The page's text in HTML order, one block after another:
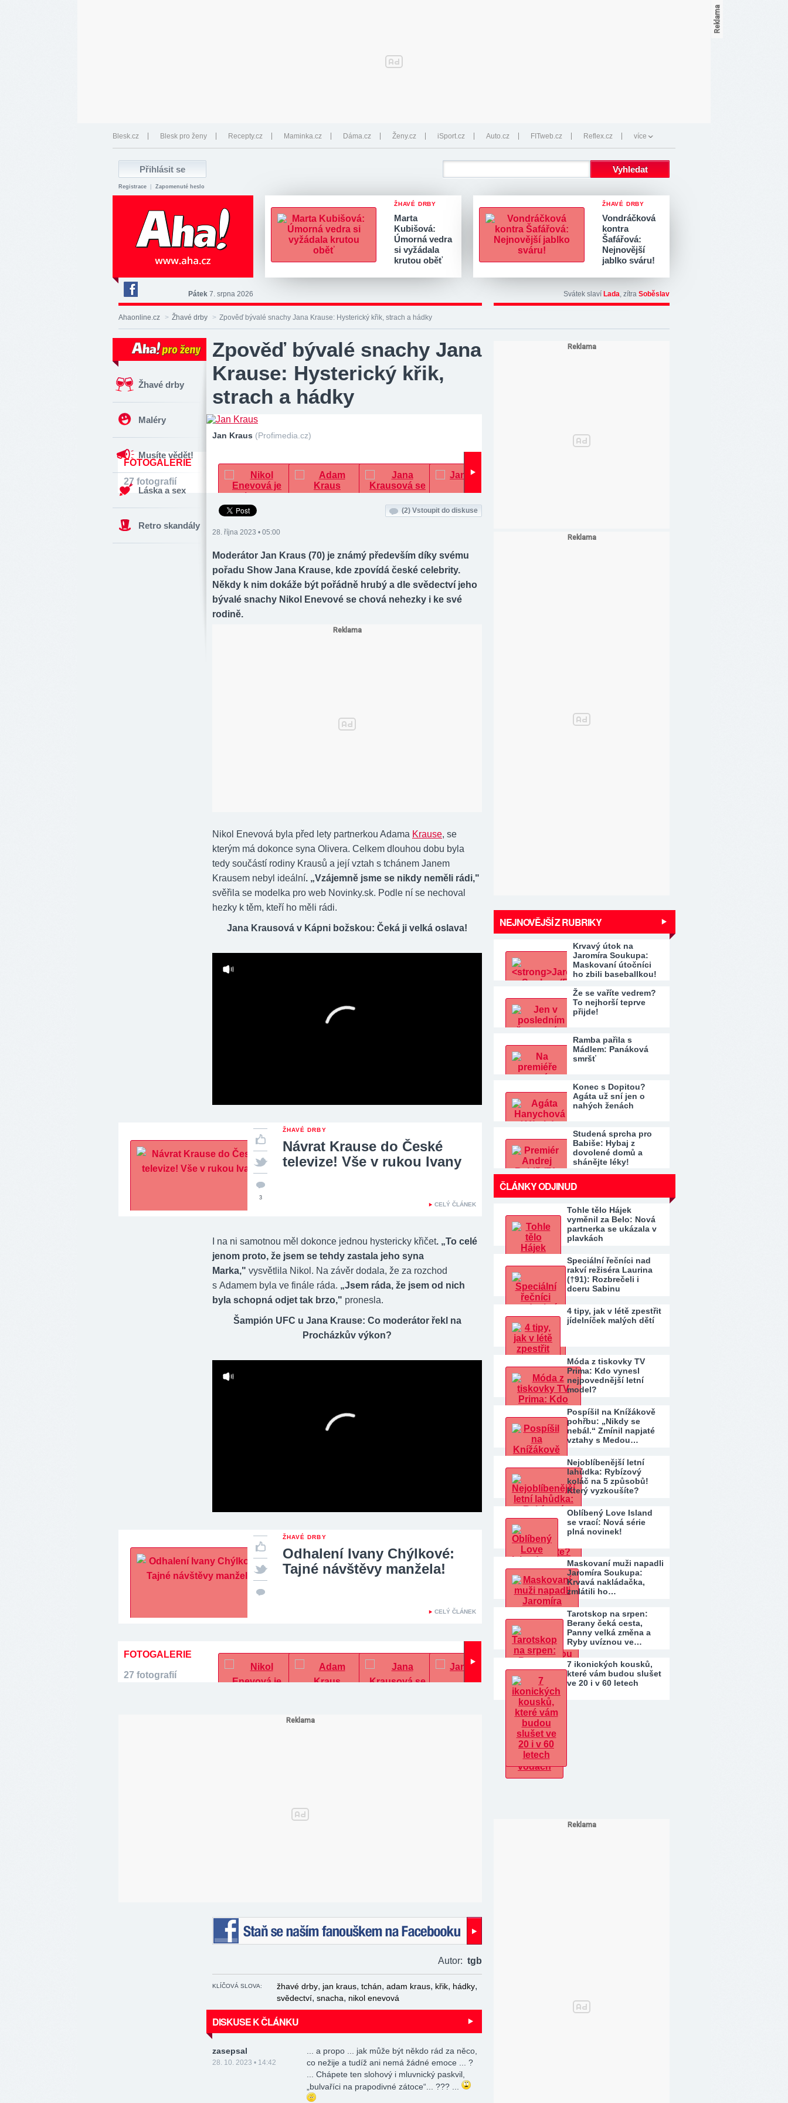
Blesk.cz Blesk pro ženy Recepty.cz Maminka.cz Dáma.cz Ženy.cz iSport.cz Auto.cz FITweb.cz Reflex.cz více
Registrace Zapomenuté heslo
ŽHAVÉ DRBY
Marta
Kubišová:
Úmorná vedra
si vyžádala
krutou oběť
ŽHAVÉ DRBY
Vondráčková
kontra
Šafářová:
Nejnovější
jablko sváru!
Deník
Aha!
na
Pátek 7. srpna 2026 Svátek slaví Lada, zítra Soběslav
Ahaonline.cz > Žhavé drby > Zpověď bývalé snachy Jana Krause: Hysterický křik, strach a hádky
Žhavé drby
Maléry
Musíte vědět!
Láska a sex
Retro skandály
Zpověď bývalé snachy Jana
Krause: Hysterický křik,
strach a hádky
Jan Kraus (Profimedia.cz)
FOTOGALERIE
27 fotografií
(2) Vstoupit do diskuse
28. října 2023 • 05:00
Moderátor Jan Kraus (70) je známý především díky svému
pořadu Show Jana Krause, kde zpovídá české celebrity.
Někdy k nim dokáže být pořádně hrubý a dle svědectví jeho
bývalé snachy Nikol Enevové se chová nehezky i ke své
rodině.
Nikol Enevová byla před lety partnerkou Adama Krause, se
kterým má dokonce syna Olivera. Celkem dlouhou dobu byla
tedy součástí rodiny Krausů a její vztah s tchánem Janem
Krausem nebyl ideální. „Vzájemně jsme se nikdy neměli rádi,"
svěřila se modelka pro web Novinky.sk. Podle ní se nechoval
hezky k těm, kteří ho měli rádi.
Jana Krausová v Kápni božskou: Čeká ji velká oslava!
ŽHAVÉ DRBY
Návrat Krause do České
televize! Vše v rukou Ivany
CELÝ ČLÁNEK
3
I na ni samotnou měl dokonce jednou hystericky křičet. „To celé
jenom proto, že jsem se tehdy zastala jeho syna
Marka," vysvětlila Nikol. Na závěr dodala, že za rozchod
s Adamem byla ve finále ráda. „Jsem ráda, že jsem od nich
byla schopná odjet tak brzo," pronesla.
Šampión UFC u Jana Krause: Co moderátor řekl na
Procházkův výkon?
ŽHAVÉ DRBY
Odhalení Ivany Chýlkové:
Tajné návštěvy manžela!
CELÝ ČLÁNEK
FOTOGALERIE
27 fotografií
Autor: tgb
KLÍČOVÁ SLOVA: žhavé drby, jan kraus, tchán, adam kraus, křik, hádky,
svědectví, snacha, nikol enevová
DISKUSE K ČLÁNKU
zasepsal
28. 10. 2023 • 14:42
... a propo ... jak může být někdo rád za něco,
co nežije a tudíž ani nemá žádné emoce ... ?
... Chápete ten slohový i mluvnický paskvil,
„bulvaříci na prapodivné zátoce“... ??? ...
NEJNOVĚJŠÍ Z RUBRIKY
Krvavý útok na
Jaromíra Soukupa:
Maskovaní útočníci
ho zbili baseballkou!
Že se vaříte vedrem?
To nejhorší teprve
přijde!
Ramba pařila s
Mádlem: Panáková
smršť
Konec s Dopitou?
Agáta už sní jen o
nahých ženách
Studená sprcha pro
Babiše: Hybaj z
dovolené domů a
shánějte léky!
ČLÁNKY ODJINUD
Tohle tělo Hájek
vyměnil za Belo: Nová
partnerka se ukázala v
plavkách
Speciální řečníci nad
rakví režiséra Laurina
(†91): Rozbrečeli i
dceru Sabinu
4 tipy, jak v létě zpestřit
jídelníček malých dětí
Móda z tiskovky TV
Prima: Kdo vynesl
nejpovednější letní
model?
Pospíšil na Knížákově
pohřbu: „Nikdy se
nebál.“ Zmínil napjaté
vztahy s Medou…
Nejoblíbenější letní
lahůdka: Rybízový
koláč na 5 způsobů!
Který vyzkoušíte?
Oblíbený Love Island
se vrací: Nová série
plná novinek!
Maskovaní muži napadli
Jaromíra Soukupa:
Krvavá nakládačka,
zmlátili ho…
Tarotskop na srpen:
Berany čeká cesta,
Panny velká změna a
Ryby uvíznou ve…
7 ikonických kousků,
které vám budou slušet
ve 20 i v 60 letech